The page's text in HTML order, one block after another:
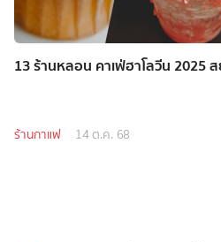
13 ร้านหลอน คาเฟ่ฮาโลวีน 2025
ร้านกาแฟ 14 ต.ค. 68